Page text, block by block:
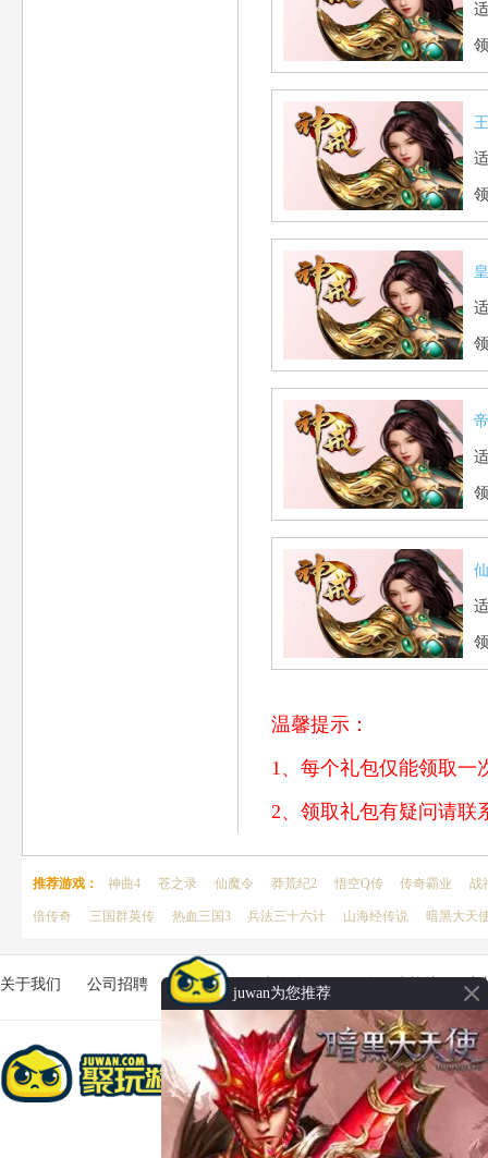
温馨提示：
1、每个礼包仅能领取一
2、领取礼包有疑问请联
推荐游戏： 神曲4 苍之录 仙魔令 莽荒纪2 悟空Q传 传奇霸业 战
倍传奇 三国群英传 热血三国3 兵法三十六计 山海经传说 暗黑大天
juwan为您推荐
关于我们 公司招聘 客服中心 商务合作 家
Copyright © 2026 聚玩游戏_网页游戏平台_
苏ICP备2024142278号-3 苏网文〔2018〕
抵制不良游戏，拒绝盗版游戏。 注意自我